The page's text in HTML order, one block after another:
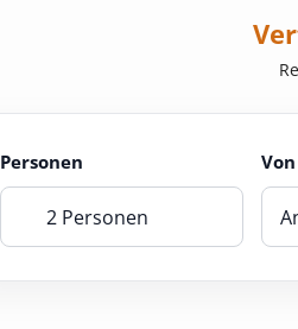
Personen
2 Personen
Von